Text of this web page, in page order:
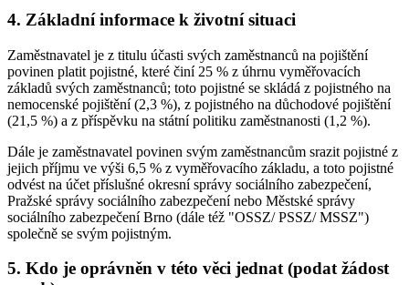
4. Základní informace k životní situaci
Zaměstnavatel je z titulu účasti svých zaměstnanců na pojištění
povinen platit pojistné, které činí 25 % z úhrnu vyměřovacích
základů svých zaměstnanců; toto pojistné se skládá z pojistného na
nemocenské pojištění (2,3 %), z pojistného na důchodové pojištění
(21,5 %) a z příspěvku na státní politiku zaměstnanosti (1,2 %).
Dále je zaměstnavatel povinen svým zaměstnancům srazit pojistné z
jejich příjmu ve výši 6,5 % z vyměřovacího základu, a toto pojistné
odvést na účet příslušné okresní správy sociálního zabezpečení,
Pražské správy sociálního zabezpečení nebo Městské správy
sociálního zabezpečení Brno (dále též "OSSZ/ PSSZ/ MSSZ")
společně se svým pojistným.
5. Kdo je oprávněn v této věci jednat (podat žádost